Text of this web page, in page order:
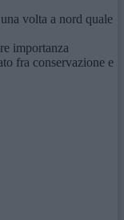
volta a nord quale
importanza
fra conservazione e